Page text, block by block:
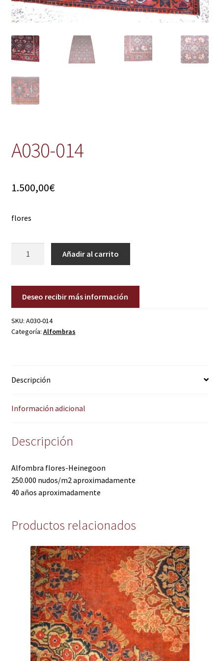
A030-014
1.500,00€
flores
Añadir al carrito
Deseo recibir más información
SKU: A030-014
Categoría: Alfombras
Descripción
Información adicional
Descripción
Alfombra flores-Heinegoon
250.000 nudos/m2 aproximadamente
40 años aproximadamente
Productos relacionados